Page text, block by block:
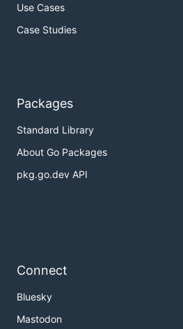
Use Cases
Case Studies
Packages
Standard Library
About Go Packages
pkg.go.dev API
Connect
Bluesky
Mastodon